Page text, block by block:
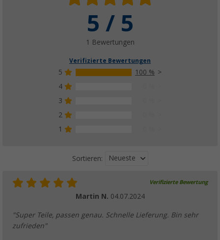
5 / 5
1 Bewertungen
Verifizierte Bewertungen
5
100 %
4
3
2
1
Sortieren: Neueste
Verifizierte Bewertung
Martin N. 04.07.2024
"Super Teile, passen genau. Schnelle Lieferung. Bin sehr
zufrieden"